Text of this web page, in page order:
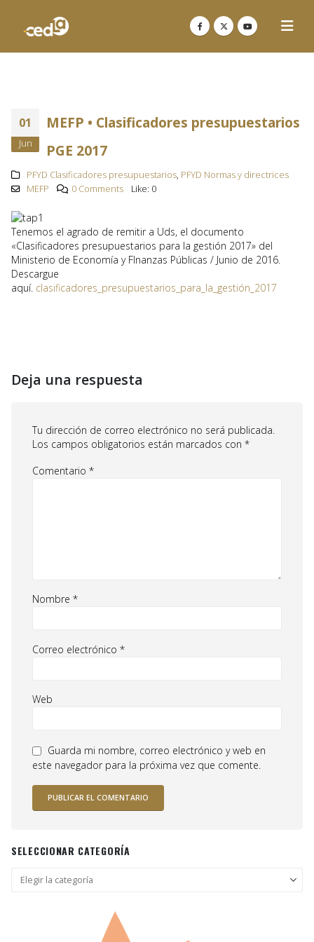
01
Jun
MEFP • Clasificadores presupuestarios
PGE 2017
PFYD Clasificadores presupuestarios, PFYD Normas y directrices
MEFP
0 Comments Like: 0
Tenemos el agrado de remitir a Uds, el documento
«Clasificadores presupuestarios para la gestión 2017» del
Ministerio de Economía y FInanzas Públicas / Junio de 2016.
Descargue
aquí. clasificadores_presupuestarios_para_la_gestión_2017
Deja una respuesta
Tu dirección de correo electrónico no será publicada.
Los campos obligatorios están marcados con *
Comentario *
Nombre *
Correo electrónico *
Web
Guarda mi nombre, correo electrónico y web en
este navegador para la próxima vez que comente.
SELECCIONAR CATEGORÍA
Seleccionar
categoría